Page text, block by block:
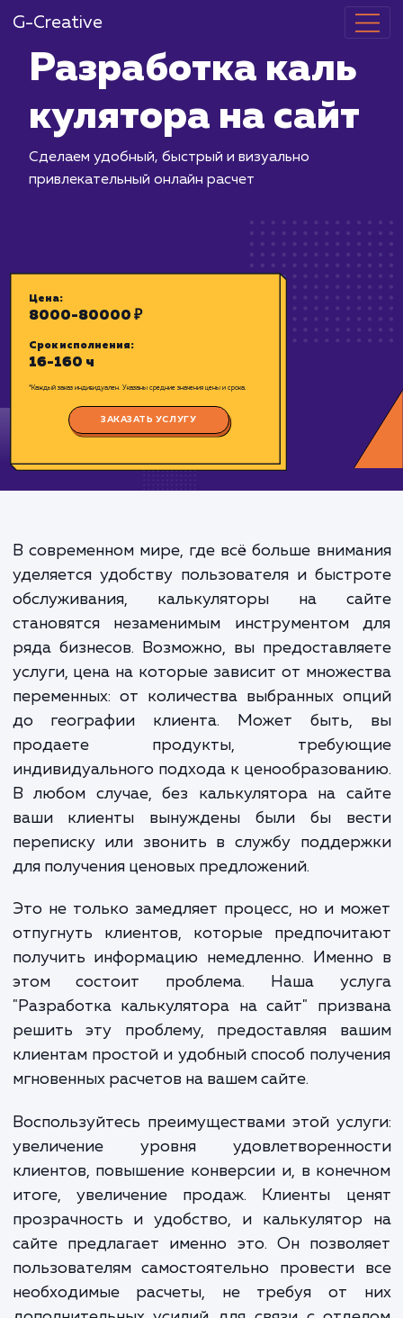
G-Creative
Разработка
кулятора на
Цена:
8000-80000 ₽
ЗАКАЗАТЬ УСЛУГУ
В современном мире, где всё больше
уделяется удобству пользователя и
обслуживания, калькуляторы на
становятся незаменимым инструментом
ряда бизнесов. Возможно, вы
услуги, цена на которые зависит от
переменных: от количества выбранных
до географии клиента. Может
продаете продукты,
индивидуального подхода к
ваши клиенты вынуждены были бы
переписку или звонить в службу
для получения ценовых предложений.
Это не только замедляет процесс, но и
отпугнуть клиентов, которые
получить информацию немедленно.
этом состоит проблема. Наша
"Разработка калькулятора на сайт"
решить эту проблему, предоставляя
клиентам простой и удобный способ
мгновенных расчетов на вашем сайте.
Воспользуйтесь преимуществами этой
увеличение уровня
клиентов, повышение конверсии и, в